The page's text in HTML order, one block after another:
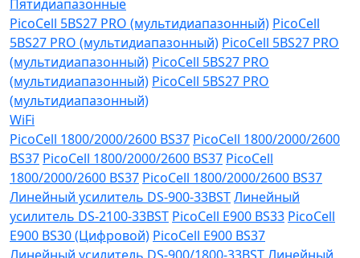
Пятидиапазонные
PicoCell 5BS27 PRO (мультидиапазонный) PicoCell
5BS27 PRO (мультидиапазонный) PicoCell 5BS27 PRO
(мультидиапазонный) PicoCell 5BS27 PRO
(мультидиапазонный) PicoCell 5BS27 PRO
(мультидиапазонный)
WiFi
PicoCell 1800/2000/2600 BS37 PicoCell 1800/2000/2600
BS37 PicoCell 1800/2000/2600 BS37 PicoCell
1800/2000/2600 BS37 PicoCell 1800/2000/2600 BS37
Линейный усилитель DS-900-33BSTЛинейный
усилитель DS-2100-33BST PicoCell E900 BS33 PicoCell
E900 BS30 (Цифровой) PicoCell E900 BS37